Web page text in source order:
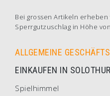
Bei grossen Artikeln
Sperrgutzuschlag in Höhe
ALLGEMEINE
EINKAUFEN IN
Spielhimmel